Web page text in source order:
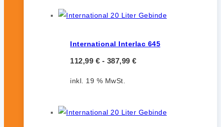
International Interlac 645
112,99 € - 387,99 €
inkl. 19 % MwSt.